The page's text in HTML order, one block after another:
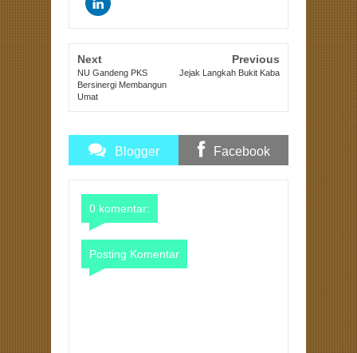
Next
NU Gandeng PKS
Bersinergi Membangun
Umat
Previous
Jejak Langkah Bukit Kaba
Blogger Facebook
0 komentar:
Posting Komentar